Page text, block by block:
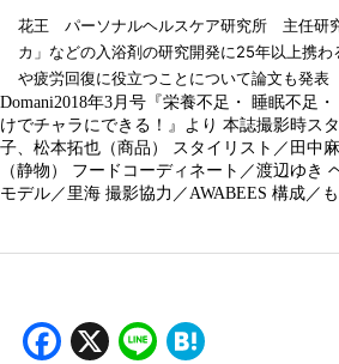
花王 パーソナルヘルスケア研究所 主任研
カ」などの入浴剤の研究開発に25年以上携わ
や疲労回復に役立つことについて論文も発表
Domani2018年3月号『栄養不足・ 睡眠不足
けでチャラにできる！』より 本誌撮影時ス
子、松本拓也（商品） スタイリスト／田中
（静物） フードコーディネート／渡辺ゆき
モデル／里海 撮影協力／AWABEES 構成／
Facebook
X Line